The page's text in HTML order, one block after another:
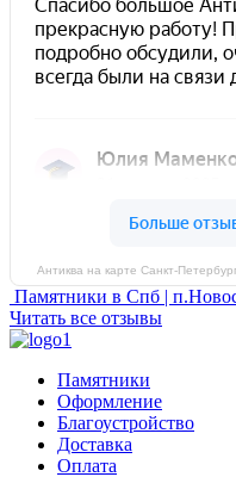
Антиква на карте
Памятники в Спб |
Читать все отзывы
Памятники
Оформление
Благоустройство
Доставка
Оплата